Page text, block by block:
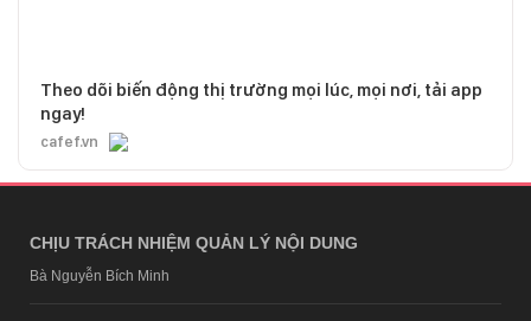
Theo dõi biến động thị trường mọi lúc, mọi nơi, tải app
ngay!
cafef.vn
CHỊU TRÁCH NHIỆM QUẢN LÝ NỘI DUNG
Bà Nguyễn Bích Minh